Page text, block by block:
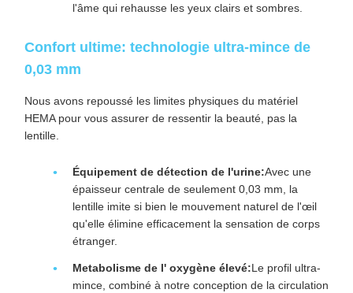
l'âme qui rehausse les yeux clairs et sombres.
Confort ultime: technologie ultra-mince de
0,03 mm
Nous avons repoussé les limites physiques du matériel
HEMA pour vous assurer de ressentir la beauté, pas la
lentille.
Équipement de détection de l'urine:Avec une
épaisseur centrale de seulement 0,03 mm, la
lentille imite si bien le mouvement naturel de l'œil
qu'elle élimine efficacement la sensation de corps
étranger.
Metabolisme de l' oxygène élevé:Le profil ultra-
mince, combiné à notre conception de la circulation